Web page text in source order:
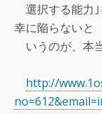
選択する能力｣
幸に陥らないと
いうのが、本
http://